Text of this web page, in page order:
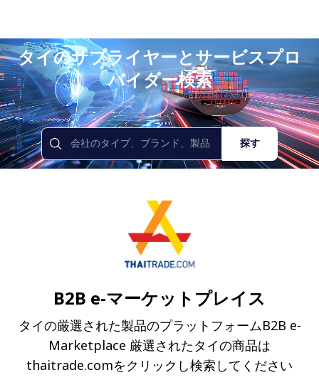
タイのサプライヤーとサービスプロ
バイダー検索
探す
B2B e-マーケットプレイス
タイの厳選された製品のプラットフォームB2B e-
Marketplace 厳選されたタイの商品は
thaitrade.comをクリックし検索してください